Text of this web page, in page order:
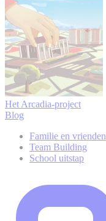
Het Arcadia-project
Blog
Familie en vrienden
Team Building
School uitstap